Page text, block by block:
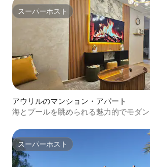
スーパーホスト
スーパーホスト
アウリルのマンション・アパート
海とプールを眺められる魅力的でモダ
スーパーホスト
スーパーホスト